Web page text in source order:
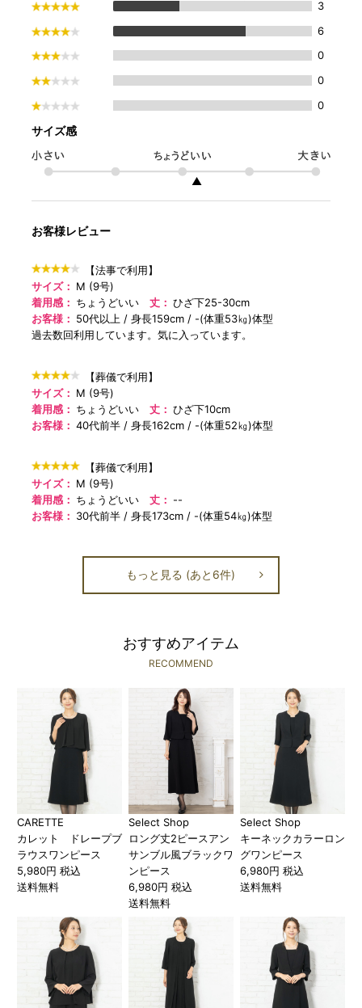
3
6
0
0
0
サイズ感
▲
お客様レビュー
【法事で利用】
サイズ： M (9号)
着用感： ちょうどいい 丈：ひざ下25-30cm
お客様： 50代以上 身長159cm
-(体重53㎏)体型
過去数回利用しています。気に入っています。
【葬儀で利用】
サイズ： M (9号)
着用感： ちょうどいい 丈：ひざ下10cm
お客様：40代前半 身長162cm -(体重52㎏)体型
【葬儀で利用】
サイズ： M (9号)
着用感： ちょうどいい 丈： --
お客様： 30代前半 身長173cm -(体重54㎏)体型
もっと見る (あと6件)
おすすめアイテム
RECOMMEND
CARETTE
カレット ドレープブ
ラウスワンピース
5,980円 税込
送料無料
Select Shop
ロング丈2ピースアン
サンブル風ブラックワ
ンピース
6,980円 税込
送料無料
Select Shop
キーネックカラーロン
グワンピース
6,980円 税込
送料無料